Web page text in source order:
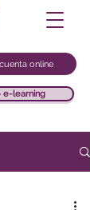
online
e-learning